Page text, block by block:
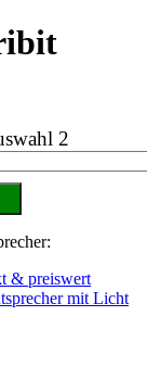
2
& preiswert
mit Licht